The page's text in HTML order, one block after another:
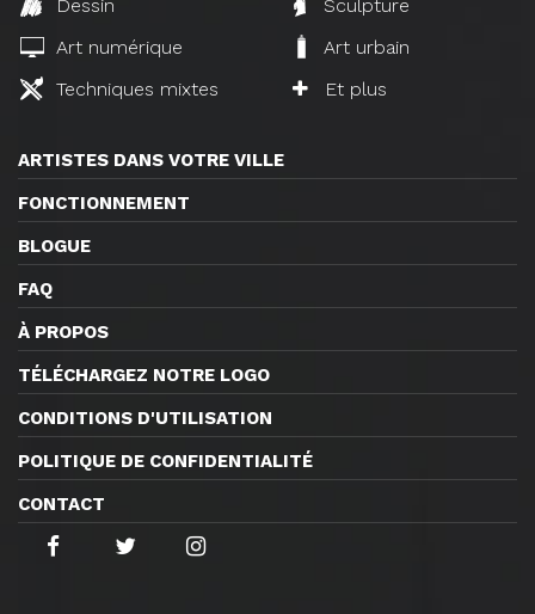
Dessin
Sculpture
Art numérique
Art urbain
Techniques mixtes
Et plus
ARTISTES DANS VOTRE VILLE
FONCTIONNEMENT
BLOGUE
FAQ
À PROPOS
TÉLÉCHARGEZ NOTRE LOGO
CONDITIONS D'UTILISATION
POLITIQUE DE CONFIDENTIALITÉ
CONTACT